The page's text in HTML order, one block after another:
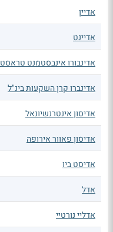
אדיין
אדיינט
אדינבורו אינבסטמנט טראסט
אדינברו קרן השקעות בינ"ל
אדיסון אינטרנשיונאל
אדיסון פאוור אירופה
אדיסט ביו
אדל
אדליי נורטיי